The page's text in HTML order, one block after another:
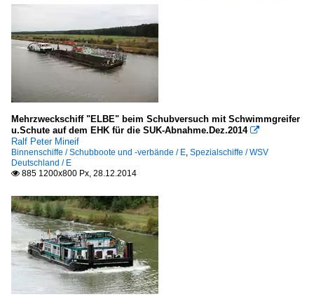
Mehrzweckschiff "ELBE" beim Schubversuch mit Schwimmgreifer
u.Schute auf dem EHK für die SUK-Abnahme.Dez.2014 
Ralf Peter Mineif
Binnenschiffe / Schubboote und -verbände / E, Spezialschiffe / WSV
Deutschland / E
 885 1200x800 Px, 28.12.2014